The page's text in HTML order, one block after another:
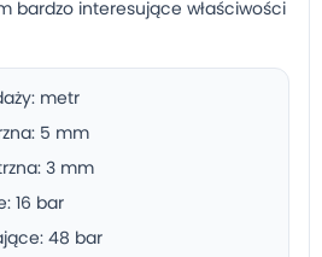
bardzo interesujące właściwości
metr
5 mm
3 mm
16 bar
48 bar